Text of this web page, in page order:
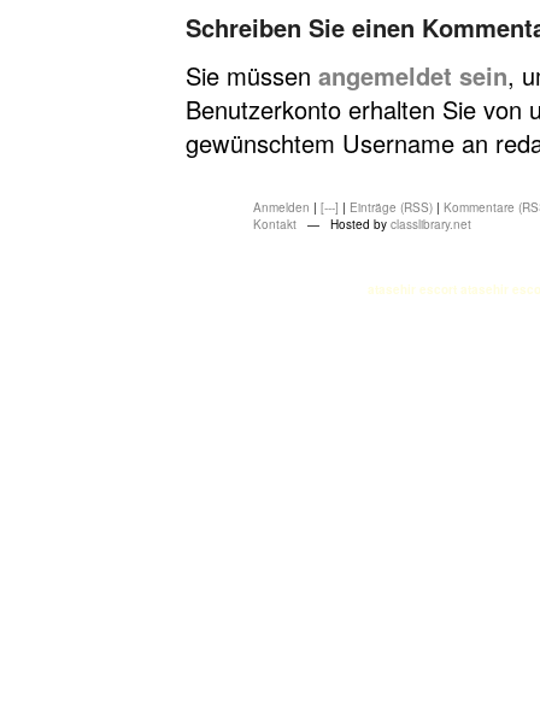
Schreiben Sie einen
Sie müssen angemeldet sein,
Benutzerkonto erhalten Sie von
gewünschtem Username an
Anmelden | [---] | Einträge (RSS) | Kommentare
Kontakt — Hosted by classlibrary.net
atasehir escort atasehir